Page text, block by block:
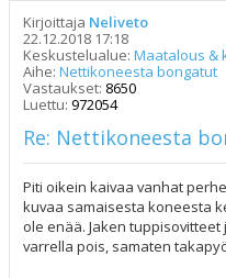
Kirjoittaja Neliveto
22.12.2018 17:18
Keskustelualue: Maatalous &
Aihe: Nettikoneesta bongatut
Vastaukset: 8650
Luettu: 972054
Re: Nettikoneesta
Piti oikein kaivaa vanhat
kuvaa samaisesta koneesta
ole enää. Jaken
varrella pois, samaten